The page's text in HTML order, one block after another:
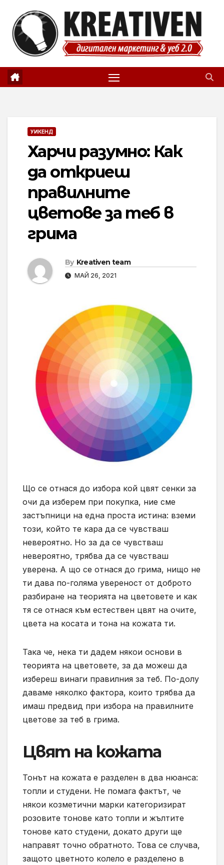
content
УИКЕНД
Харчи разумно: Как
да откриеш
правилните
цветове за теб в
грима
By Kreativen team
МАЙ 26, 2021
Що се отнася до избора кой цвят сенки за
очи да изберем при покупка, ние сме
застъпници на една проста истина: вземи
този, който те кара да се чувстваш
невероятно. Но за да се чувстваш
невероятно, трябва да се чувстваш
уверена. А що се отнася до грима, нищо не
ти дава по-голяма увереност от доброто
разбиране на теорията на цветовете и как
тя се отнася към естествен цвят на очите,
цвета на косата и тона на кожата ти.
Така че, нека ти дадем някои основи в
теорията на цветовете, за да можеш да
избереш винаги правилния за теб. По-долу
даваме няколко фактора, които трябва да
имаш предвид при избора на правилните
цветове за теб в грима.
Цвят на кожата
Тонът на кожата е разделен в два нюанса:
топли и студени. Не помага фактът, че
някои козметични марки категоризират
розовите тонове като топли и жълтите
тонове като студени, докато други ще
направят точно обратното. Това се случва,
защото цветното колело е разделено в